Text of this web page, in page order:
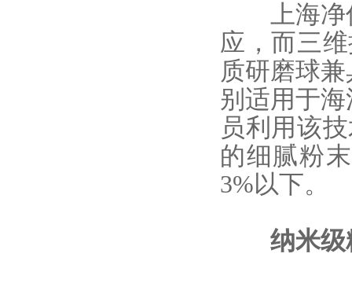
上海净信
应，而三
质研磨球
别适用于
员利用该
的细腻粉
3%以下。
纳米级粉